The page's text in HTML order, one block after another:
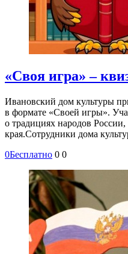
«Своя игра» –
Ивановский дом культуры
в формате «Своей игры».
о традициях народов
края.Сотрудники дома
0Бесплатно 0 0